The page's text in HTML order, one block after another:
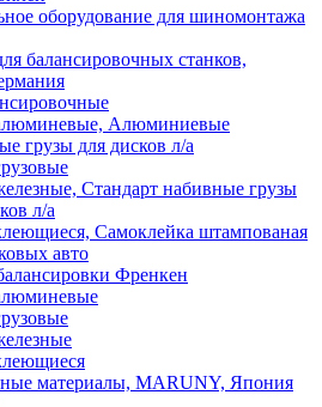
оборудование для шиномонтажа
балансировочных станков,
Алюминиевые
грузы для дисков л/а
Cтандарт набивные грузы
л/а
Самоклейка штампованая
авто
Френкен
материалы, MARUNY, Япония